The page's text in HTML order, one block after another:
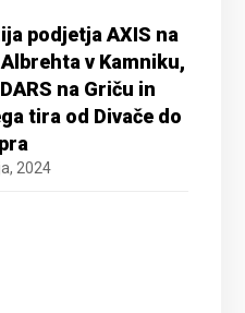
podjetja AXIS na
v Kamniku,
na Griču in
tira od Divače do
2024